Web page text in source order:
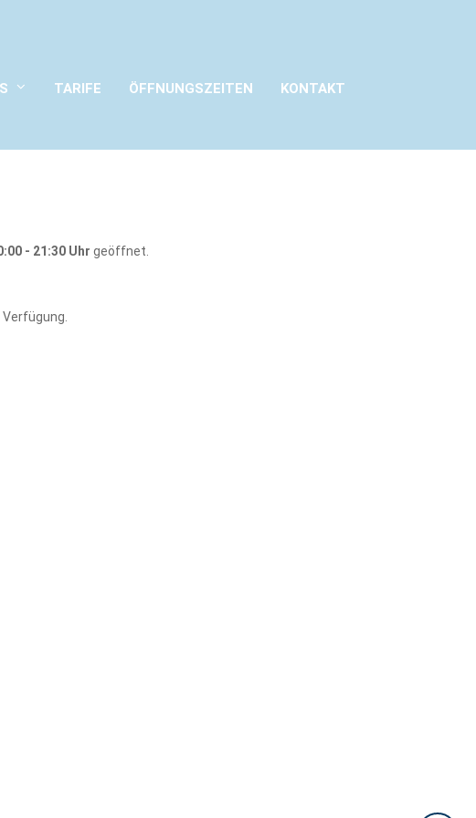
TARIFE ÖFFNUNGSZEITEN KONTAKT
- 21:30 Uhr geöffnet.